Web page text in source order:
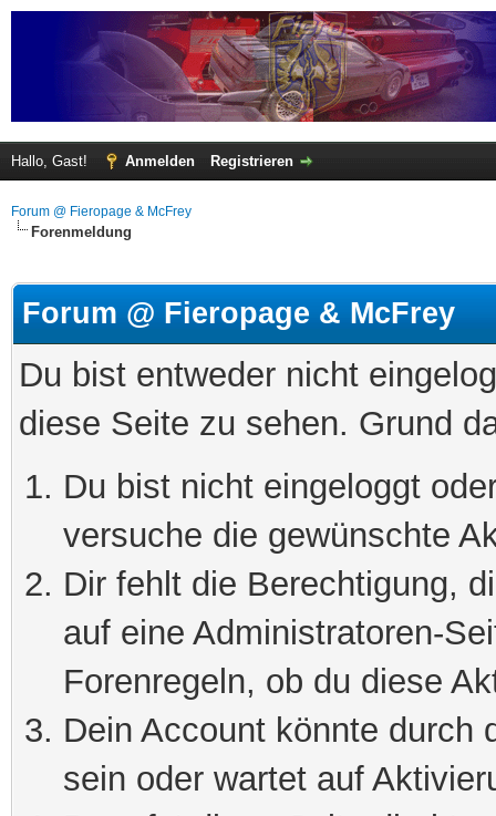
Hallo, Gast! Anmelden Registrieren
Forum @ Fieropage & McFrey
Forenmeldung
Forum @ Fieropage & McFrey
Du bist entweder nicht
diese Seite zu sehen. Grund
Du bist nicht eingeloggt
versuche die gewünschte
Dir fehlt die Berechtigung,
auf eine Administratoren-
Forenregeln, ob du diese
Dein Account könnte durch
sein oder wartet auf